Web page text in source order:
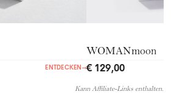
ENTDECKEN →
WOMANmoon
€ 129,00
Kann Affiliate-Links enthalten.